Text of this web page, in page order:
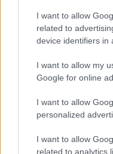
I want to allow
related to
device identifiers in
I want to allow my
Google for online
I want to allow
personalized
I want to allow
related to analytics